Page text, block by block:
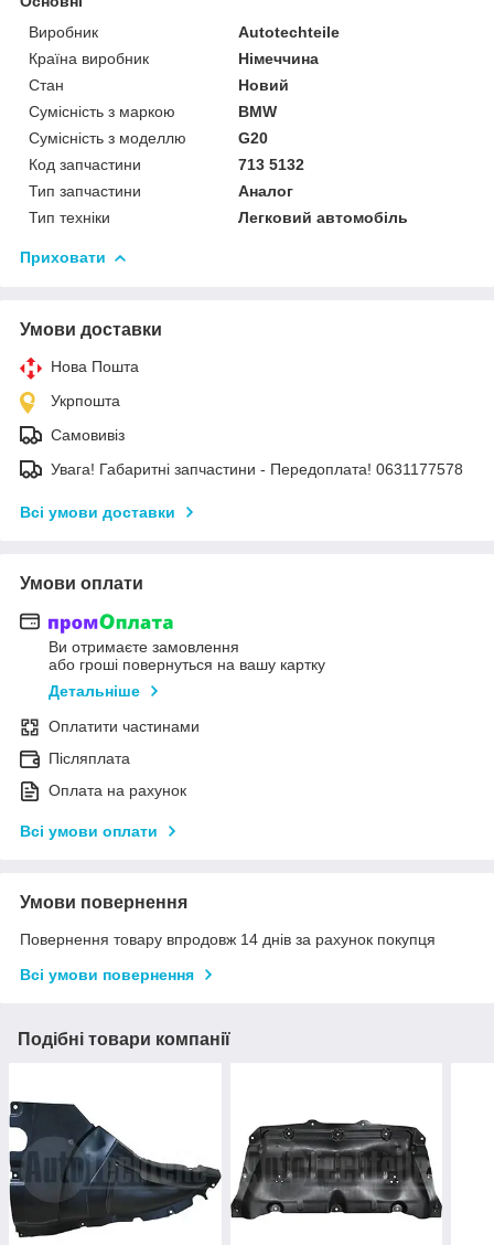
Виробник
Autotechteile
Країна виробник
Німеччина
Стан
Новий
Сумісність з маркою
BMW
Сумісність з моделлю
G20
Код запчастини
713 5132
Тип запчастини
Аналог
Тип техніки
Легковий автомобіль
Приховати
Умови доставки
Нова Пошта
Укрпошта
Самовивіз
Увага! Габаритні запчастини - Передоплата! 0631177578
Всі умови доставки
Умови оплати
Ви отримаєте замовлення
або гроші повернуться на вашу картку
Детальніше
Оплатити частинами
Післяплата
Оплата на рахунок
Всі умови оплати
Умови повернення
Повернення товару впродовж 14 днів за рахунок покупця
Всі умови повернення
Подібні товари компанії